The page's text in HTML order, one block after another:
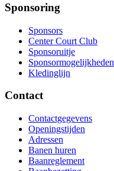
Sponsoring
Sponsors
Center Court Club
Sponsoruitje
Sponsormogelijkheden
Kledinglijn
Contact
Contactgegevens
Openingstijden
Adressen
Banen huren
Baanreglement